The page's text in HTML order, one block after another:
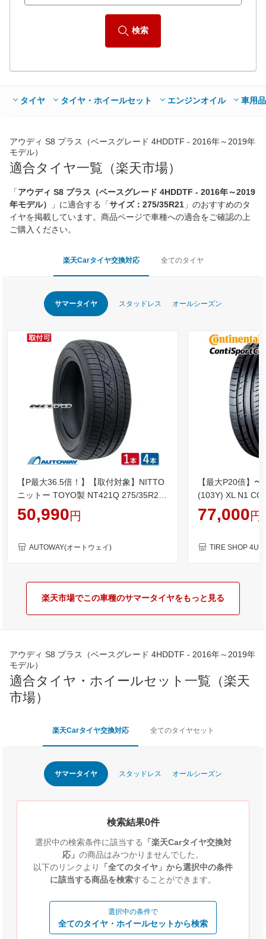
検索
タイヤ タイヤ・ホイールセット エンジンオイル 車用品
アウディ S8 プラス（ベースグレード 4HDDTF - 2016年～2019年
モデル）
適合タイヤ一覧（楽天市場）
「アウディ S8 プラス（ベースグレード 4HDDTF - 2016年～2019
年モデル）
」に適合する「サイズ：275/35R21 」のおすすめのタ
イヤを掲載しています。商品ページで車種への適合をご確認の上
ご購入ください。
楽天Carタイヤ交換対応 全てのタイヤ
サマータイヤ スタッドレス オールシーズン
【P最大36.5倍！】【取付対象】NITTO
ニットー TOYO製 NT421Q 275/35R21
(275/35/21 275-35-21 275/35-21) サマ
ータイヤ 夏タイヤ 単品 2本 4本 21イン
50,990円
AUTOWAY(オートウェイ)
【最大P20倍】
(103Y) XL N1
Sport Contact 5
チ スポーツコン
21 送料無料
77,000円
TIRE SHOP 4U
楽天市場でこの車種のサマータイヤをもっと見る
アウディ S8 プラス（ベースグレード 4HDDTF - 2016年～2019年
モデル）
適合タイヤ・ホイールセット一覧（楽天
市場）
楽天Carタイヤ交換対応 全てのタイヤセット
サマータイヤ スタッドレス オールシーズン
検索結果0件
選択中の検索条件に該当する 「楽天Carタイヤ交換対
応」 の商品はみつかりませんでした。
以下のリンクより
「全てのタイヤ」から選択中の条件
に該当する商品を検索することができます。
選択中の条件で
全てのタイヤ・ホイールセットから検索